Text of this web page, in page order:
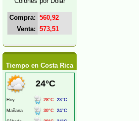
Compra: 560,92
Venta: 573,51
Tiempo en Costa Rica